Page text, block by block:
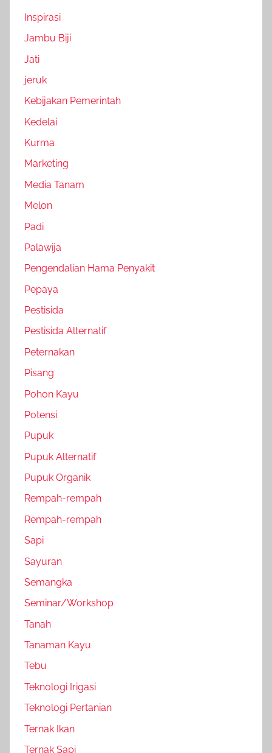
Inspirasi
Jambu Biji
Jati
jeruk
Kebijakan Pemerintah
Kedelai
Kurma
Marketing
Media Tanam
Melon
Padi
Palawija
Pengendalian Hama Penyakit
Pepaya
Pestisida
Pestisida Alternatif
Peternakan
Pisang
Pohon Kayu
Potensi
Pupuk
Pupuk Alternatif
Pupuk Organik
Rempah-rempah
Rempah-rempah
Sapi
Sayuran
Semangka
Seminar/Workshop
Tanah
Tanaman Kayu
Tebu
Teknologi Irigasi
Teknologi Pertanian
Ternak Ikan
Ternak Sapi